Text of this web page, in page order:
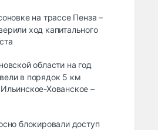
на трассе Пенза –
ход капитального
области на год
в порядок 5 км
Хованское –
блокировали доступ